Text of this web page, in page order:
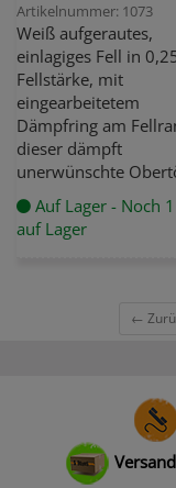
Artikelnummer: 1073
Weiß aufgerautes,
einlagiges Fell in
Fellstärke, mit
eingearbeitetem
Dämpfring am
dieser dämpft
unerwünschte
Auf Lager - Noch
auf Lager
←